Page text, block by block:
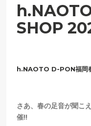
SHOP
h.NAOTO D-PON福岡
さあ、春の足音が聞こ
催!!